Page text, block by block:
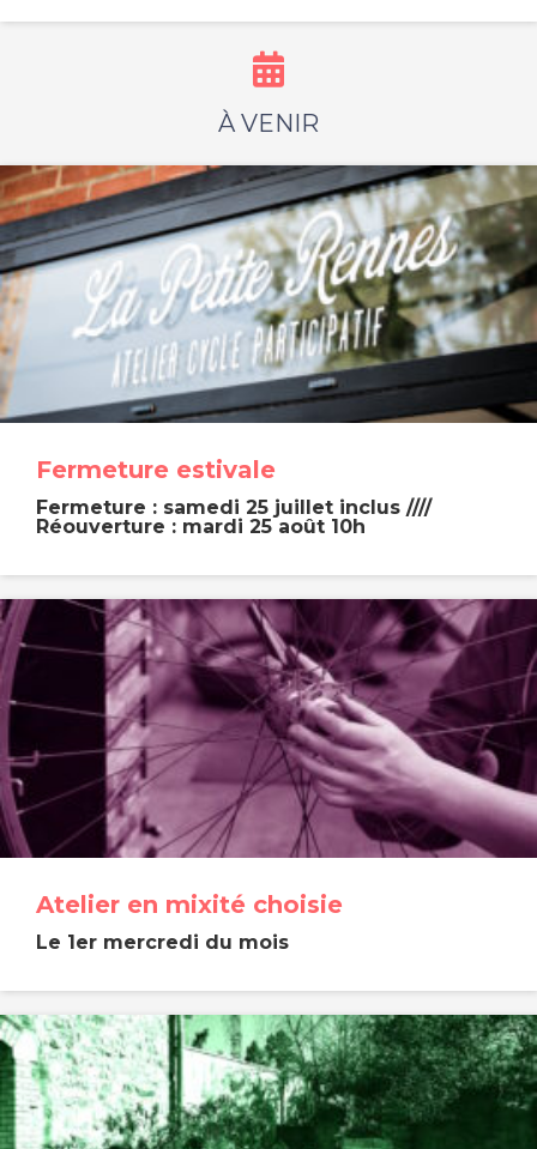
À VENIR
Fermeture estivale
Fermeture : samedi 25 juillet inclus ////
Réouverture : mardi 25 août 10h
Atelier en mixité choisie
Le 1er mercredi du mois